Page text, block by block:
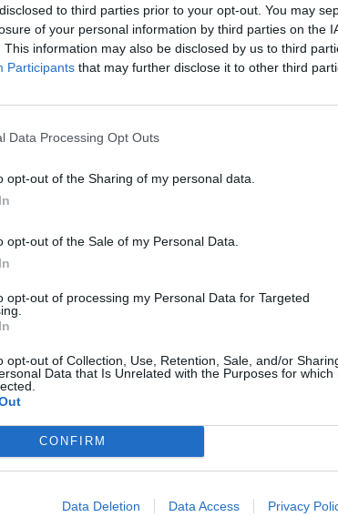
to third parties prior to your opt-out. You may
of your personal information by third parties on the
This information may also be disclosed by us to third
Participants that may further disclose it to other third
Data Processing Opt Outs
opt-out of the Sharing of my personal data.
opt-out of the Sale of my Personal Data.
opt-out of processing my Personal Data for Targeted
opt-out of Collection, Use, Retention, Sale, and/or
Data that Is Unrelated with the Purposes for which
CONFIRM
Data Deletion Data Access Privacy
σαν χώρα ήρθε με την απόσυρση της
λήθη χιλιάδες μαρτυρίες πολέμου
→
.yu,γιουγκοσλαβία ιντερνετ,διαδίκτυο Γιοουγκοσλαβία,